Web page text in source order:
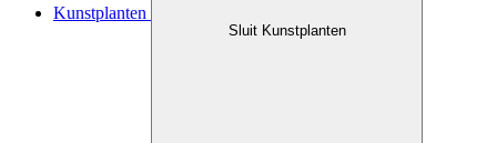
Kunstplanten
Sluit Kunstplanten